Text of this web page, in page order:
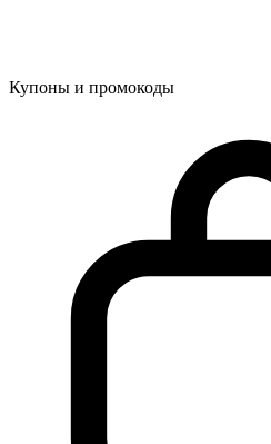
Купоны и промокоды